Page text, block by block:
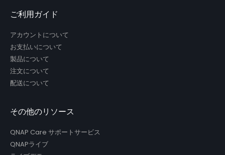
ご利用ガイド
アカウントについて
お支払いについて
製品について
注文について
配送について
その他のリソース
QNAP Care サポートサービス
QNAPライブ